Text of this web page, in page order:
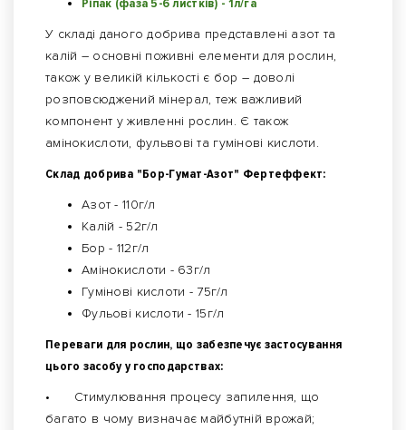
Ріпак (фаза 5-6 листків) - 1л/га
У складі даного добрива представлені азот та
калій – основні поживні елементи для рослин,
також у великій кількості є бор – доволі
розповсюджений мінерал, теж важливий
компонент у живленні рослин. Є також
амінокислоти, фульвові та гумінові кислоти.
Склад добрива "Бор-Гумат-Азот" Фертеффект:
Азот - 110г/л
Калій - 52г/л
Бор - 112г/л
Амінокислоти - 63г/л
Гумінові кислоти - 75г/л
Фульові кислоти - 15г/л
Переваги для рослин, що забезпечує застосування
цього засобу у господарствах:
•
Стимулювання процесу запилення, що
багато в чому визначає майбутній врожай;